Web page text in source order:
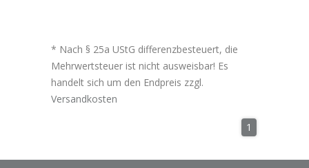
* Nach § 25a UStG differenzbesteuert, die
Mehrwertsteuer ist nicht ausweisbar! Es
handelt sich um den Endpreis zzgl.
Versandkosten
1